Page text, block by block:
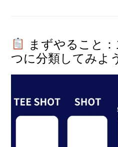
まずやること
つに分類してみよ